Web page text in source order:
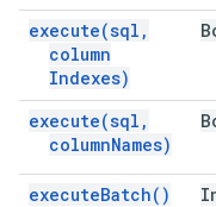
execute(sql ,
column
Indexes)
execute(sql ,
columnNames)
executeBatch( )